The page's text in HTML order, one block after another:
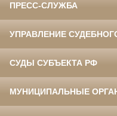
ПРЕСС-СЛУЖБА
УПРАВЛЕНИЕ
СУДЫ СУБЪЕКТА РФ
МУНИЦИПАЛЬНЫЕ